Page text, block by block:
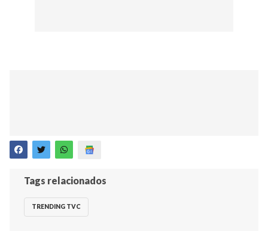
Tags relacionados
TRENDING TVC